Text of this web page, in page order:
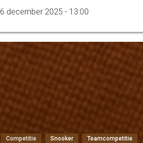
6 december 2025 - 13:00
Competitie Snooker Teamcompetitie